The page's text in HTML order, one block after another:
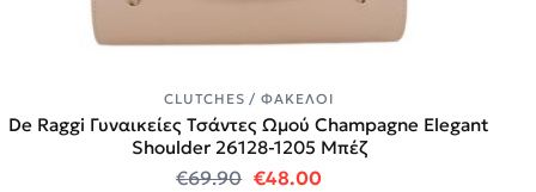
CLUTCHES / ΦΆΚΕΛΟΙ
De Raggi Γυναικείες Τσάντες Ωμού Champagne Elegant
Shoulder 26128-1205 Μπέζ
€69.90 Original price was: €69.90.
€48.00Η τρέχουσα τιμή